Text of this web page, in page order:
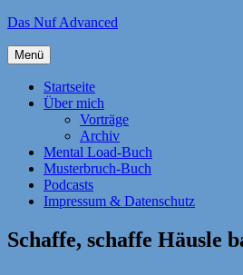
Zum
springen
Das Nuf Advanced
Menü
Startseite
Über mich
Vorträge
Archiv
Mental Load-Buch
Musterbruch-Buch
Podcasts
Impressum & Datenschutz
Schaffe, schaffe Häusle